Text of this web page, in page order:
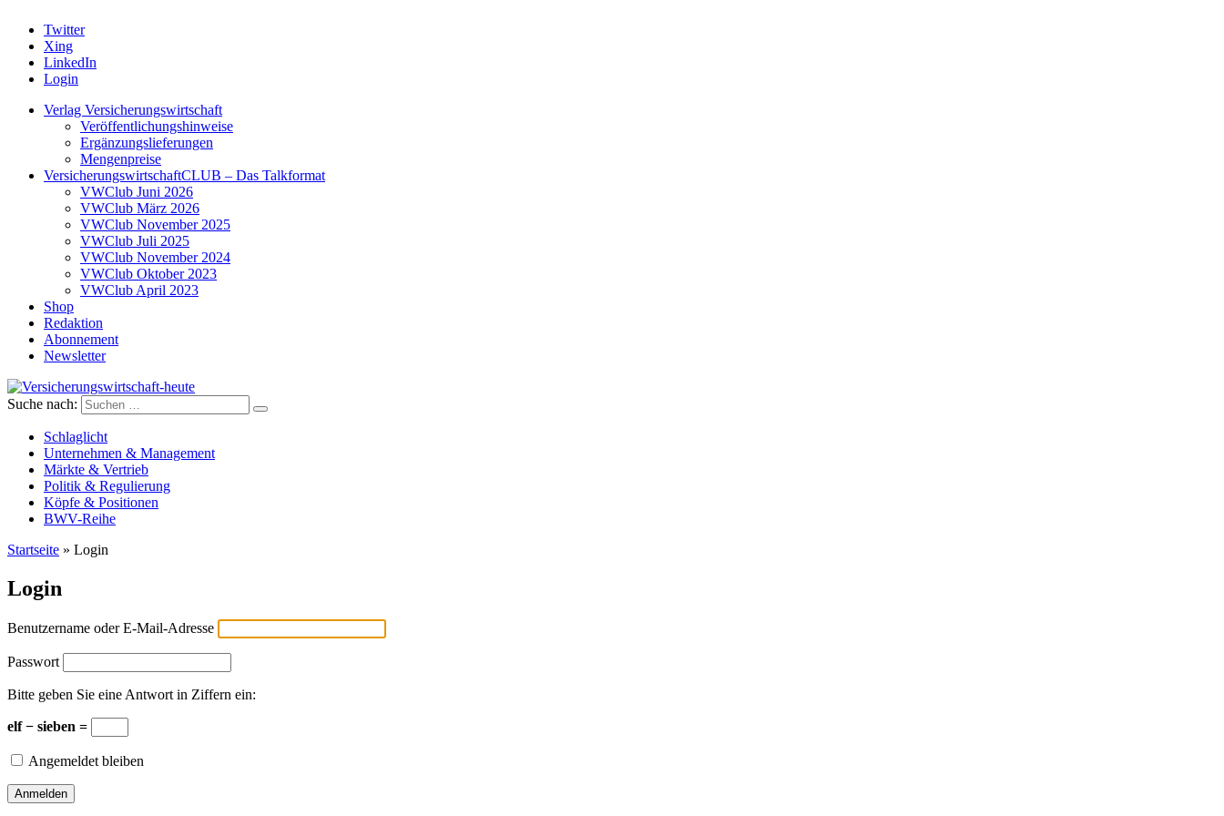
Twitter
Xing
LinkedIn
Login
Verlag Versicherungswirtschaft
Veröffentlichungshinweise
Ergänzungslieferungen
Mengenpreise
VersicherungswirtschaftCLUB – Das Talkformat
VWClub Juni 2026
VWClub März 2026
VWClub November 2025
VWClub Juli 2025
VWClub November 2024
VWClub Oktober 2023
VWClub April 2023
Shop
Redaktion
Abonnement
Newsletter
Versicherungswirtschaft-heute
Suche nach:
Schlaglicht
Unternehmen & Management
Märkte & Vertrieb
Politik & Regulierung
Köpfe & Positionen
BWV-Reihe
Startseite » Login
Login
Benutzername oder E-Mail-Adresse
Passwort
Bitte geben Sie eine Antwort in Ziffern ein:
elf − sieben =
Angemeldet bleiben